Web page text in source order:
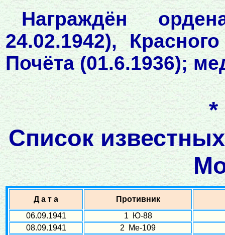
Награждён
24.02.1942),
Почёта (01.6.1936);
Список
Д а т а
Противник
06.09.1941
1 Ю-88
08.09.1941
2 Ме-109